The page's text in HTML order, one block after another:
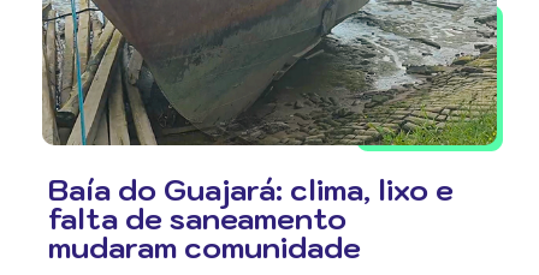
Baía do Guajará: clima, lixo e
falta de saneamento
mudaram comunidade